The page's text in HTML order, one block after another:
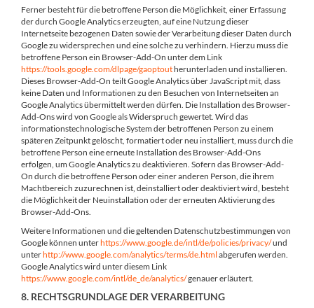
Ferner besteht für die betroffene Person die Möglichkeit, einer Erfassung
der durch Google Analytics erzeugten, auf eine Nutzung dieser
Internetseite bezogenen Daten sowie der Verarbeitung dieser Daten durch
Google zu widersprechen und eine solche zu verhindern. Hierzu muss die
betroffene Person ein Browser-Add-On unter dem Link
https://tools.google.com/dlpage/gaoptoutherunterladen und installieren.
Dieses Browser-Add-On teilt Google Analytics über JavaScript mit, dass
keine Daten und Informationen zu den Besuchen von Internetseiten an
Google Analytics übermittelt werden dürfen. Die Installation des Browser-
Add-Ons wird von Google als Widerspruch gewertet. Wird das
informationstechnologische System der betroffenen Person zu einem
späteren Zeitpunkt gelöscht, formatiert oder neu installiert, muss durch die
betroffene Person eine erneute Installation des Browser-Add-Ons
erfolgen, um Google Analytics zu deaktivieren. Sofern das Browser-Add-
On durch die betroffene Person oder einer anderen Person, die ihrem
Machtbereich zuzurechnen ist, deinstalliert oder deaktiviert wird, besteht
die Möglichkeit der Neuinstallation oder der erneuten Aktivierung des
Browser-Add-Ons.
Weitere Informationen und die geltenden Datenschutzbestimmungen von
Google können unterhttps://www.google.de/intl/de/policies/privacy/und
unterhttp://www.google.com/analytics/terms/de.html abgerufen werden.
Google Analytics wird unter diesem Link
https://www.google.com/intl/de_de/analytics/genauer erläutert.
8. RECHTSGRUNDLAGE DER VERARBEITUNG